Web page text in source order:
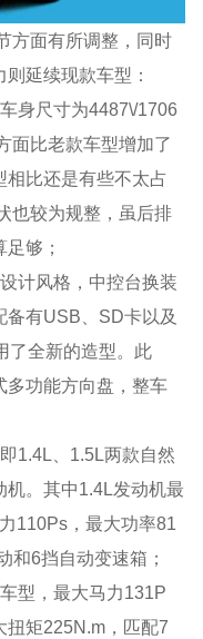
方面有所调整，同时
延续现款车型：
身尺寸为4487\/1706
面比老款车型增加了
相比还是有些不太占
也较为规整，虽后排
够；
计风格，中控台换装
备有USB、SD卡以及
了全新的造型。此
多功能方向盘，整车
1.4L、1.5L两款自然
。其中1.4L发动机最
110Ps，最大功率81
和6挡自动变速箱；
型，最大马力131P
扭矩225N.m，匹配7